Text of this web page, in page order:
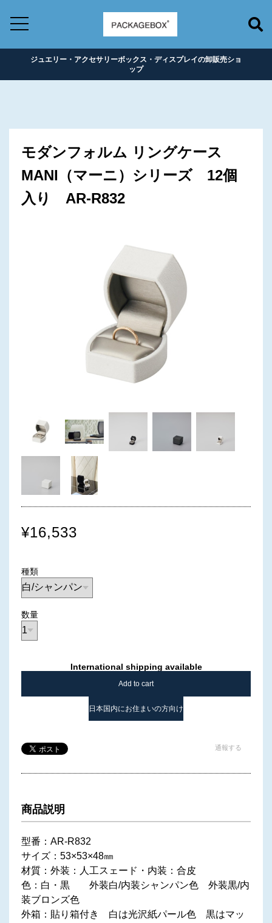
ジュエリー・アクセサリーボックス・ディスプレイの卸販売ショ
ップ
モダンフォルム リングケース
MANI（マーニ）シリーズ 12個
入り AR-R832
¥16,533
種類
数量
International shipping available
Add to cart
日本国内にお住まいの方向け
通報する
商品説明
型番：AR-R832
サイズ：53×53×48㎜
材質：外装：人工スェード・内装：合皮
色：白・黒 外装白/内装シャンパン色 外装黒/内
装ブロンズ色
外箱：貼り箱付き 白は光沢紙パール色 黒はマッ